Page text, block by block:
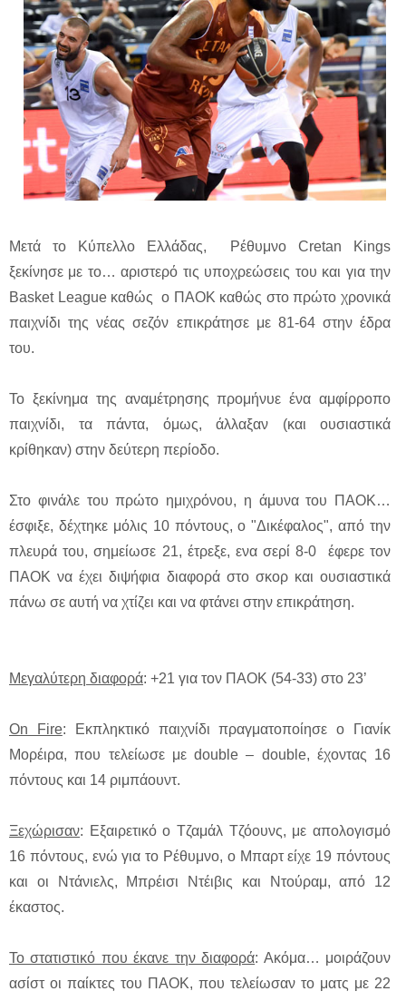
Μετά το Κύπελλο Ελλάδας, Ρέθυμνο Cretan Kings
ξεκίνησε με το… αριστερό τις υποχρεώσεις του και για την
Basket League καθώς ο ΠΑΟΚ καθώς στο πρώτο χρονικά
παιχνίδι της νέας σεζόν επικράτησε με 81-64 στην έδρα
του.
Το ξεκίνημα της αναμέτρησης προμήνυε ένα αμφίρροπο
παιχνίδι, τα πάντα, όμως, άλλαξαν (και ουσιαστικά
κρίθηκαν) στην δεύτερη περίοδο.
Στο φινάλε του πρώτο ημιχρόνου, η άμυνα του ΠΑΟΚ…
έσφιξε, δέχτηκε μόλις 10 πόντους, ο "Δικέφαλος", από την
πλευρά του, σημείωσε 21, έτρεξε, ενα σερί 8-0 έφερε τον
ΠΑΟΚ να έχει διψήφια διαφορά στο σκορ και ουσιαστικά
πάνω σε αυτή να χτίζει και να φτάνει στην επικράτηση.
Μεγαλύτερη διαφορά: +21 για τον ΠΑΟΚ (54-33) στο 23’
On Fire: Εκπληκτικό παιχνίδι πραγματοποίησε ο Γιανίκ
Μορέιρα, που τελείωσε με double – double, έχοντας 16
πόντους και 14 ριμπάουντ.
Ξεχώρισαν: Εξαιρετικό ο Τζαμάλ Τζόουνς, με απολογισμό
16 πόντους, ενώ για το Ρέθυμνο, ο Μπαρτ είχε 19 πόντους
και οι Ντάνιελς, Μπρέισι Ντέιβις και Ντούραμ, από 12
έκαστος.
Το στατιστικό που έκανε την διαφορά: Ακόμα… μοιράζουν
ασίστ οι παίκτες του ΠΑΟΚ, που τελείωσαν το ματς με 22